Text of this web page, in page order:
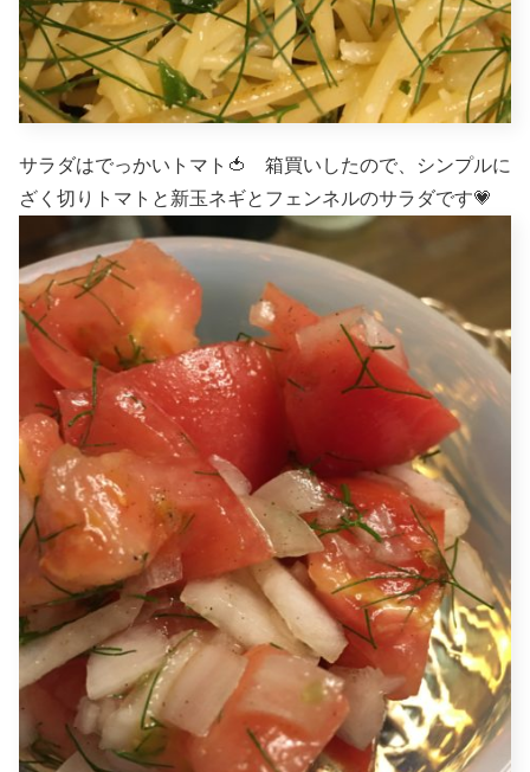
サラダはでっかいトマト🍅 箱買いしたので、シンプルに
ざく切りトマトと新玉ネギとフェンネルのサラダです💗